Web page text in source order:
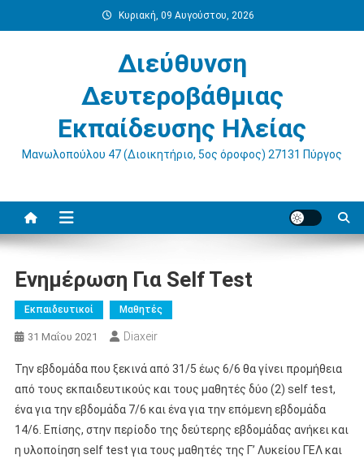
στο
Κυριακή, 09 Αυγούστου, 2026
Διεύθυνση
Δευτεροβάθμιας
Εκπαίδευσης Ηλείας
Μανωλοπούλου 47 (Διοικητήριο, 5ος όροφος) 27131 Πύργος
Ενημέρωση Για Self Test
Εκπαιδευτικοί Μαθητές
31 Μαΐου 2021 Diaxeir
Την εβδομάδα που ξεκινά από 31/5 έως 6/6 θα γίνει προμήθεια
από τους εκπαιδευτικούς και τους μαθητές δύο (2) self test,
ένα για την εβδομάδα 7/6 και ένα για την επόμενη εβδομάδα
14/6. Επίσης, στην περίοδο της δεύτερης εβδομάδας ανήκει και
η υλοποίηση self test για τους μαθητές της Γ’ Λυκείου ΓΕΛ και